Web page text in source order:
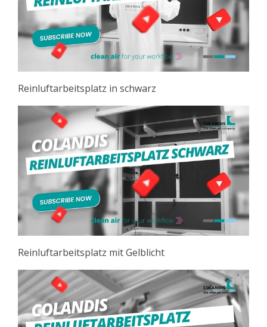
Reinluftarbeitsplatz in schwarz
Reinluftarbeitsplatz mit Gelblicht